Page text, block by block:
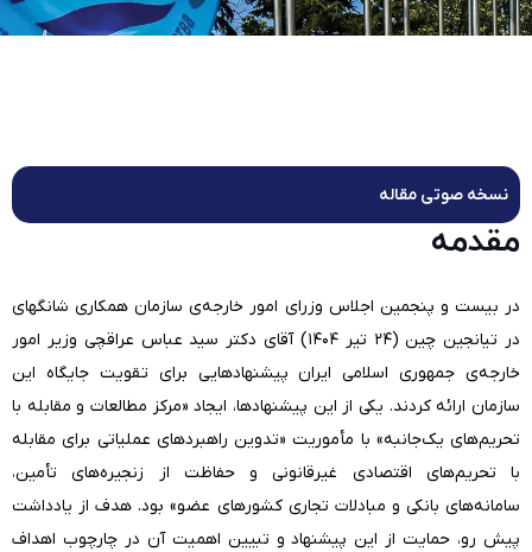
نسخه صوتی مقاله
مقدمه
در بیست و پنجمین اجلاس وزرای امور خارجه‌ی سازمان همکاری‌ شانگهای
در تیانجین چین (۲۴ تیر ۱۴۰۴) آقای دکتر سید عباس عراقچی وزیر امور
خارجه‌ی جمهوری اسلامی ایران پیشنهادهایی برای تقویت جایگاه این
سازمان ارائه کردند. یکی از این پیشنهادها، ایجاد «مرکز مطالعات و مقابله با
تحریم‌های یک‌جانبه» با مأموریت «تدوین راهبردهای عملیاتی برای مقابله
با تحریم‌های اقتصادی غیرقانونی و حفاظت از زنجیره‌های تأمین،
سامانه‌های بانکی و مبادلات تجاری کشورهای عضو» بود. هدف از یادداشت
پیش رو، حمایت از این پیشنهاد و تبیین اهمیت آن در چارچوب اهداف